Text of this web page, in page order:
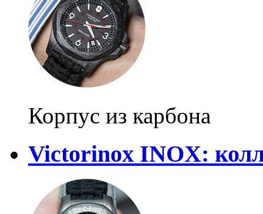
Корпус из карбона
Victorinox INOX: